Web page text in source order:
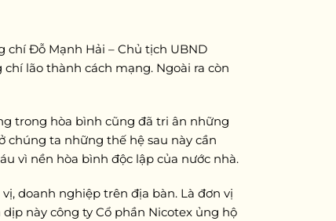
chí Đỗ Mạnh Hải – Chủ tịch UBND
lão thành cách mạng. Ngoài ra còn
trong hòa bình cũng đã tri ân những
chúng ta những thế hệ sau này cần
vì nền hòa bình độc lập của nước nhà.
doanh nghiệp trên địa bàn. Là đơn vị
này công ty Cổ phần Nicotex ủng hộ